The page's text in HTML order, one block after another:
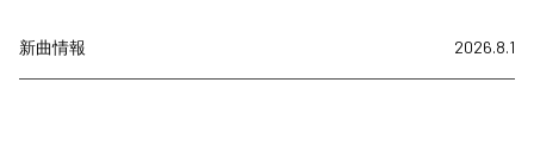
新曲情報 2026.8.1